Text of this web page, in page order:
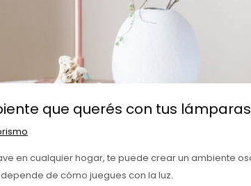
que querés con tus
en cualquier hogar, te puede crear un ambiente
de cómo juegues con la luz.